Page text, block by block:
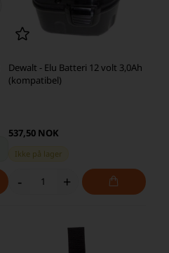
Dewalt - Elu Batteri 12 volt 3,0Ah
(kompatibel)
537,50 NOK
Ikke på lager
- +